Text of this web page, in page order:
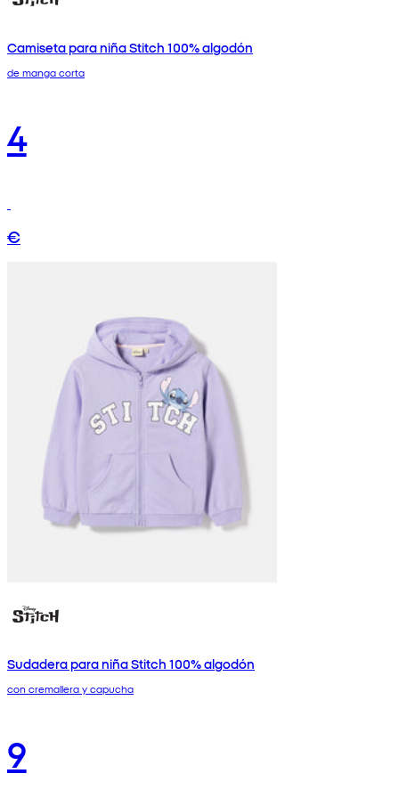
Camiseta para niña Stitch 100% algodón
de manga corta
4
€
Sudadera para niña Stitch 100% algodón
con cremallera y capucha
9